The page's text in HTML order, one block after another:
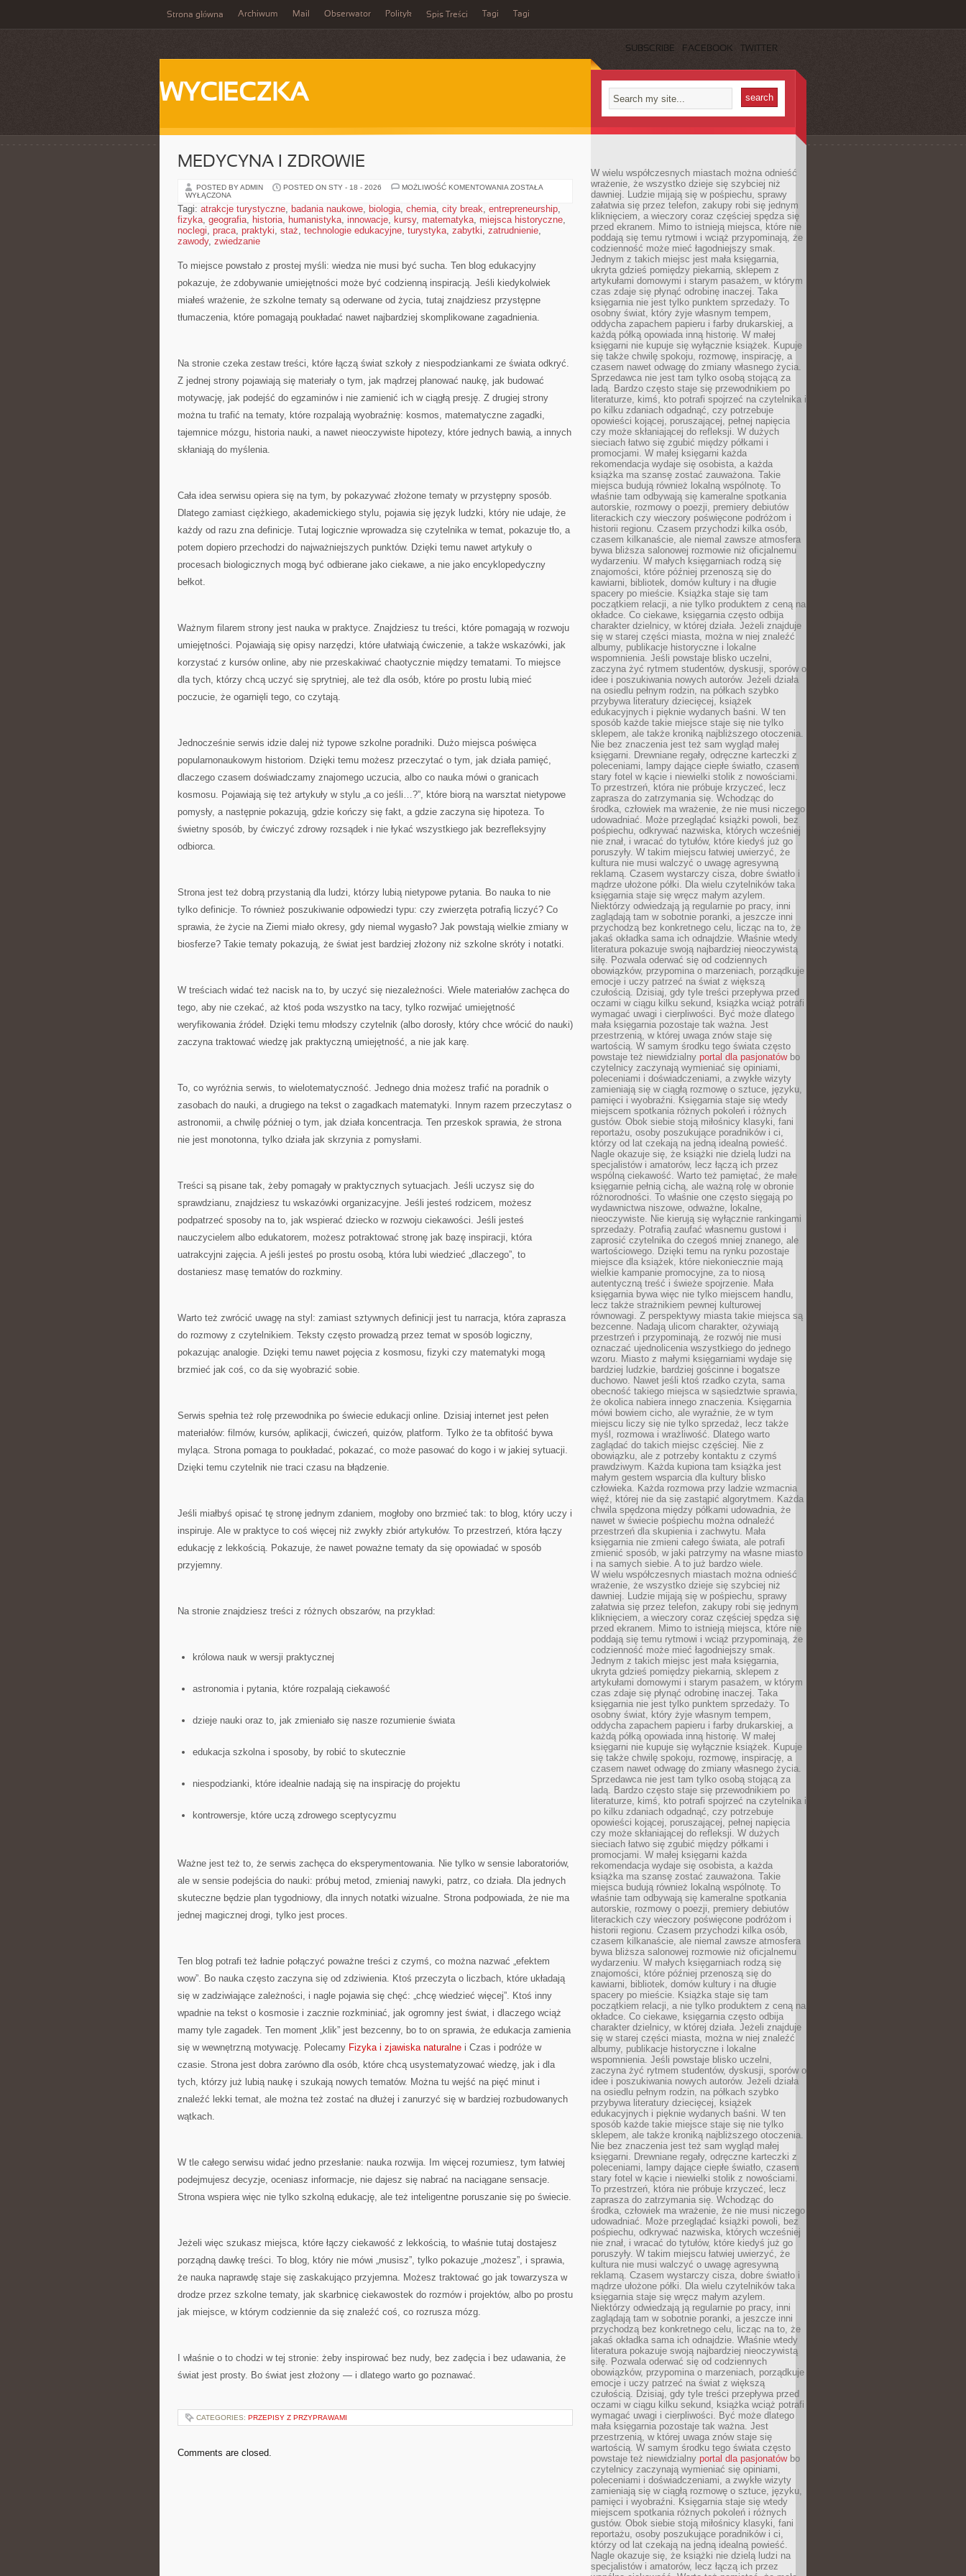
Strona główna Archiwum Mail Obserwator Polityk Spis Treści Tagi Tagi
SUBSCRIBE FACEBOOK TWITTER
WYCIECZKA
MEDYCYNA I ZDROWIE
POSTED BY ADMIN POSTED ON STY - 18 - 2026 MOŻLIWOŚĆ KOMENTOWANIA MEDYCYNA
ZOSTAŁA
WYŁĄCZONA
Tagi: atrakcje turystyczne, badania naukowe, biologia, chemia, city break, entrepreneurship,
fizyka, geografia, historia, humanistyka, innowacje, kursy, matematyka, miejsca historyczne,
noclegi, praca, praktyki, staż, technologie edukacyjne, turystyka, zabytki, zatrudnienie,
zawody, zwiedzanie
To miejsce powstało z prostej myśli: wiedza nie musi być sucha. Ten blog edukacyjny
pokazuje, że zdobywanie umiejętności może być codzienną inspiracją. Jeśli kiedykolwiek
miałeś wrażenie, że szkolne tematy są oderwane od życia, tutaj znajdziesz przystępne
tłumaczenia, które pomagają poukładać nawet najbardziej skomplikowane zagadnienia.
Na stronie czeka zestaw treści, które łączą świat szkoły z niespodziankami ze świata odkryć.
Z jednej strony pojawiają się materiały o tym, jak mądrzej planować naukę, jak budować
motywację, jak podejść do egzaminów i nie zamienić ich w ciągłą presję. Z drugiej strony
można tu trafić na tematy, które rozpalają wyobraźnię: kosmos, matematyczne zagadki,
tajemnice mózgu, historia nauki, a nawet nieoczywiste hipotezy, które jednych bawią, a innych
skłaniają do myślenia.
Cała idea serwisu opiera się na tym, by pokazywać złożone tematy w przystępny sposób.
Dlatego zamiast ciężkiego, akademickiego stylu, pojawia się język ludzki, który nie udaje, że
każdy od razu zna definicje. Tutaj logicznie wprowadza się czytelnika w temat, pokazuje tło, a
potem dopiero przechodzi do najważniejszych punktów. Dzięki temu nawet artykuły o
procesach biologicznych mogą być odbierane jako ciekawe, a nie jako encyklopedyczny
bełkot.
Ważnym filarem strony jest nauka w praktyce. Znajdziesz tu treści, które pomagają w rozwoju
umiejętności. Pojawiają się opisy narzędzi, które ułatwiają ćwiczenie, a także wskazówki, jak
korzystać z kursów online, aby nie przeskakiwać chaotycznie między tematami. To miejsce
dla tych, którzy chcą uczyć się sprytniej, ale też dla osób, które po prostu lubią mieć
poczucie, że ogarnięli tego, co czytają.
Jednocześnie serwis idzie dalej niż typowe szkolne poradniki. Dużo miejsca poświęca
popularnonaukowym historiom. Dzięki temu możesz przeczytać o tym, jak działa pamięć,
dlaczego czasem doświadczamy znajomego uczucia, albo co nauka mówi o granicach
kosmosu. Pojawiają się też artykuły w stylu „a co jeśli…?”, które biorą na warsztat nietypowe
pomysły, a następnie pokazują, gdzie kończy się fakt, a gdzie zaczyna się hipoteza. To
świetny sposób, by ćwiczyć zdrowy rozsądek i nie łykać wszystkiego jak bezrefleksyjny
odbiorca.
Strona jest też dobrą przystanią dla ludzi, którzy lubią nietypowe pytania. Bo nauka to nie
tylko definicje. To również poszukiwanie odpowiedzi typu: czy zwierzęta potrafią liczyć? Co
sprawia, że życie na Ziemi miało okresy, gdy niemal wygasło? Jak powstają wielkie zmiany w
biosferze? Takie tematy pokazują, że świat jest bardziej złożony niż szkolne skróty i notatki.
W treściach widać też nacisk na to, by uczyć się niezależności. Wiele materiałów zachęca do
tego, aby nie czekać, aż ktoś poda wszystko na tacy, tylko rozwijać umiejętność
weryfikowania źródeł. Dzięki temu młodszy czytelnik (albo dorosły, który chce wrócić do nauki)
zaczyna traktować wiedzę jak praktyczną umiejętność, a nie jak karę.
To, co wyróżnia serwis, to wielotematyczność. Jednego dnia możesz trafić na poradnik o
zasobach do nauki, a drugiego na tekst o zagadkach matematyki. Innym razem przeczytasz o
astronomii, a chwilę później o tym, jak działa koncentracja. Ten przeskok sprawia, że strona
nie jest monotonna, tylko działa jak skrzynia z pomysłami.
Treści są pisane tak, żeby pomagały w praktycznych sytuacjach. Jeśli uczysz się do
sprawdzianu, znajdziesz tu wskazówki organizacyjne. Jeśli jesteś rodzicem, możesz
podpatrzeć sposoby na to, jak wspierać dziecko w rozwoju ciekawości. Jeśli jesteś
nauczycielem albo edukatorem, możesz potraktować stronę jak bazę inspiracji, która
uatrakcyjni zajęcia. A jeśli jesteś po prostu osobą, która lubi wiedzieć „dlaczego”, to
dostaniesz masę tematów do rozkminy.
Warto też zwrócić uwagę na styl: zamiast sztywnych definicji jest tu narracja, która zaprasza
do rozmowy z czytelnikiem. Teksty często prowadzą przez temat w sposób logiczny,
pokazując analogie. Dzięki temu nawet pojęcia z kosmosu, fizyki czy matematyki mogą
brzmieć jak coś, co da się wyobrazić sobie.
Serwis spełnia też rolę przewodnika po świecie edukacji online. Dzisiaj internet jest pełen
materiałów: filmów, kursów, aplikacji, ćwiczeń, quizów, platform. Tylko że ta obfitość bywa
myląca. Strona pomaga to poukładać, pokazać, co może pasować do kogo i w jakiej sytuacji.
Dzięki temu czytelnik nie traci czasu na błądzenie.
Jeśli miałbyś opisać tę stronę jednym zdaniem, mogłoby ono brzmieć tak: to blog, który uczy i
inspiruje. Ale w praktyce to coś więcej niż zwykły zbiór artykułów. To przestrzeń, która łączy
edukację z lekkością. Pokazuje, że nawet poważne tematy da się opowiadać w sposób
przyjemny.
Na stronie znajdziesz treści z różnych obszarów, na przykład:
królowa nauk w wersji praktycznej
astronomia i pytania, które rozpalają ciekawość
dzieje nauki oraz to, jak zmieniało się nasze rozumienie świata
edukacja szkolna i sposoby, by robić to skutecznie
niespodzianki, które idealnie nadają się na inspirację do projektu
kontrowersje, które uczą zdrowego sceptycyzmu
Ważne jest też to, że serwis zachęca do eksperymentowania. Nie tylko w sensie laboratoriów,
ale w sensie podejścia do nauki: próbuj metod, zmieniaj nawyki, patrz, co działa. Dla jednych
skuteczne będzie plan tygodniowy, dla innych notatki wizualne. Strona podpowiada, że nie ma
jednej magicznej drogi, tylko jest proces.
Ten blog potrafi też ładnie połączyć poważne treści z czymś, co można nazwać „efektem
wow”. Bo nauka często zaczyna się od zdziwienia. Ktoś przeczyta o liczbach, które układają
się w zadziwiające zależności, i nagle pojawia się chęć: „chcę wiedzieć więcej”. Ktoś inny
wpadnie na tekst o kosmosie i zacznie rozkminiać, jak ogromny jest świat, i dlaczego wciąż
mamy tyle zagadek. Ten moment „klik” jest bezcenny, bo to on sprawia, że edukacja zamienia
się w wewnętrzną motywację. Polecamy Fizyka i zjawiska naturalne i Czas i podróże w
czasie. Strona jest dobra zarówno dla osób, które chcą usystematyzować wiedzę, jak i dla
tych, którzy już lubią naukę i szukają nowych tematów. Można tu wejść na pięć minut i
znaleźć lekki temat, ale można też zostać na dłużej i zanurzyć się w bardziej rozbudowanych
wątkach.
W tle całego serwisu widać jedno przesłanie: nauka rozwija. Im więcej rozumiesz, tym łatwiej
podejmujesz decyzje, oceniasz informacje, nie dajesz się nabrać na naciągane sensacje.
Strona wspiera więc nie tylko szkolną edukację, ale też inteligentne poruszanie się po świecie.
Jeżeli więc szukasz miejsca, które łączy ciekawość z lekkością, to właśnie tutaj dostajesz
porządną dawkę treści. To blog, który nie mówi „musisz”, tylko pokazuje „możesz”, i sprawia,
że nauka naprawdę staje się zaskakująco przyjemna. Możesz traktować go jak towarzysza w
drodze przez szkolne tematy, jak skarbnicę ciekawostek do rozmów i projektów, albo po prostu
jak miejsce, w którym codziennie da się znaleźć coś, co rozrusza mózg.
I właśnie o to chodzi w tej stronie: żeby inspirować bez nudy, bez zadęcia i bez udawania, że
świat jest prosty. Bo świat jest złożony — i dlatego warto go poznawać.
CATEGORIES: PRZEPISY Z PRZYPRAWAMI
Comments are closed.
W wielu współczesnych miastach można odnieść
wrażenie, że wszystko dzieje się szybciej niż
dawniej. Ludzie mijają się w pośpiechu, sprawy
załatwia się przez telefon, zakupy robi się jednym
kliknięciem, a wieczory coraz częściej spędza się
przed ekranem. Mimo to istnieją miejsca, które nie
poddają się temu rytmowi i wciąż przypominają, że
codzienność może mieć łagodniejszy smak.
Jednym z takich miejsc jest mała księgarnia,
ukryta gdzieś pomiędzy piekarnią, sklepem z
artykułami domowymi i starym pasażem, w którym
czas zdaje się płynąć odrobinę inaczej. Taka
księgarnia nie jest tylko punktem sprzedaży. To
osobny świat, który żyje własnym tempem,
oddycha zapachem papieru i farby drukarskiej, a
każdą półką opowiada inną historię. W małej
księgarni nie kupuje się wyłącznie książek. Kupuje
się także chwilę spokoju, rozmowę, inspirację, a
czasem nawet odwagę do zmiany własnego życia.
Sprzedawca nie jest tam tylko osobą stojącą za
ladą. Bardzo często staje się przewodnikiem po
literaturze, kimś, kto potrafi spojrzeć na czytelnika i
po kilku zdaniach odgadnąć, czy potrzebuje
opowieści kojącej, poruszającej, pełnej napięcia
czy może skłaniającej do refleksji. W dużych
sieciach łatwo się zgubić między półkami i
promocjami. W małej księgarni każda
rekomendacja wydaje się osobista, a każda
książka ma szansę zostać zauważona. Takie
miejsca budują również lokalną wspólnotę. To
właśnie tam odbywają się kameralne spotkania
autorskie, rozmowy o poezji, premiery debiutów
literackich czy wieczory poświęcone podróżom i
historii regionu. Czasem przychodzi kilka osób,
czasem kilkanaście, ale niemal zawsze atmosfera
bywa bliższa salonowej rozmowie niż oficjalnemu
wydarzeniu. W małych księgarniach rodzą się
znajomości, które później przenoszą się do
kawiarni, bibliotek, domów kultury i na długie
spacery po mieście. Książka staje się tam
początkiem relacji, a nie tylko produktem z ceną na
okładce. Co ciekawe, księgarnia często odbija
charakter dzielnicy, w której działa. Jeżeli znajduje
się w starej części miasta, można w niej znaleźć
albumy, publikacje historyczne i lokalne
wspomnienia. Jeśli powstaje blisko uczelni,
zaczyna żyć rytmem studentów, dyskusji, sporów o
idee i poszukiwania nowych autorów. Jeżeli działa
na osiedlu pełnym rodzin, na półkach szybko
przybywa literatury dziecięcej, książek
edukacyjnych i pięknie wydanych baśni. W ten
sposób każde takie miejsce staje się nie tylko
sklepem, ale także kroniką najbliższego otoczenia.
Nie bez znaczenia jest też sam wygląd małej
księgarni. Drewniane regały, odręczne karteczki z
poleceniami, lampy dające ciepłe światło, czasem
stary fotel w kącie i niewielki stolik z nowościami.
To przestrzeń, która nie próbuje krzyczeć, lecz
zaprasza do zatrzymania się. Wchodząc do
środka, człowiek ma wrażenie, że nie musi niczego
udowadniać. Może przeglądać książki powoli, bez
pośpiechu, odkrywać nazwiska, których wcześniej
nie znał, i wracać do tytułów, które kiedyś już go
poruszyły. W takim miejscu łatwiej uwierzyć, że
kultura nie musi walczyć o uwagę agresywną
reklamą. Czasem wystarczy cisza, dobre światło i
mądrze ułożone półki. Dla wielu czytelników taka
księgarnia staje się wręcz małym azylem.
Niektórzy odwiedzają ją regularnie po pracy, inni
zaglądają tam w sobotnie poranki, a jeszcze inni
przychodzą bez konkretnego celu, licząc na to, że
jakaś okładka sama ich odnajdzie. Właśnie wtedy
literatura pokazuje swoją najbardziej nieoczywistą
siłę. Pozwala oderwać się od codziennych
obowiązków, przypomina o marzeniach, porządkuje
emocje i uczy patrzeć na świat z większą
czułością. Dzisiaj, gdy tyle treści przepływa przed
oczami w ciągu kilku sekund, książka wciąż potrafi
wymagać uwagi i cierpliwości. Być może dlatego
mała księgarnia pozostaje tak ważna. Jest
przestrzenią, w której uwaga znów staje się
wartością. W samym środku tego świata często
powstaje też niewidzialny portal dla pasjonatówbo
czytelnicy zaczynają wymieniać się opiniami,
poleceniami i doświadczeniami, a zwykłe wizyty
zamieniają się w ciągłą rozmowę o sztuce, języku,
pamięci i wyobraźni. Księgarnia staje się wtedy
miejscem spotkania różnych pokoleń i różnych
gustów. Obok siebie stoją miłośnicy klasyki, fani
reportażu, osoby poszukujące poradników i ci,
którzy od lat czekają na jedną idealną powieść.
Nagle okazuje się, że książki nie dzielą ludzi na
specjalistów i amatorów, lecz łączą ich przez
wspólną ciekawość. Warto też pamiętać, że małe
księgarnie pełnią cichą, ale ważną rolę w obronie
różnorodności. To właśnie one często sięgają po
wydawnictwa niszowe, odważne, lokalne,
nieoczywiste. Nie kierują się wyłącznie rankingami
sprzedaży. Potrafią zaufać własnemu gustowi i
zaprosić czytelnika do czegoś mniej znanego, ale
wartościowego. Dzięki temu na rynku pozostaje
miejsce dla książek, które niekoniecznie mają
wielkie kampanie promocyjne, za to niosą
autentyczną treść i świeże spojrzenie. Mała
księgarnia bywa więc nie tylko miejscem handlu,
lecz także strażnikiem pewnej kulturowej
równowagi. Z perspektywy miasta takie miejsca są
bezcenne. Nadają ulicom charakter, ożywiają
przestrzeń i przypominają, że rozwój nie musi
oznaczać ujednolicenia wszystkiego do jednego
wzoru. Miasto z małymi księgarniami wydaje się
bardziej ludzkie, bardziej gościnne i bogatsze
duchowo. Nawet jeśli ktoś rzadko czyta, sama
obecność takiego miejsca w sąsiedztwie sprawia,
że okolica nabiera innego znaczenia. Księgarnia
mówi bowiem cicho, ale wyraźnie, że w tym
miejscu liczy się nie tylko sprzedaż, lecz także
myśl, rozmowa i wrażliwość. Dlatego warto
zaglądać do takich miejsc częściej. Nie z
obowiązku, ale z potrzeby kontaktu z czymś
prawdziwym. Każda kupiona tam książka jest
małym gestem wsparcia dla kultury blisko
człowieka. Każda rozmowa przy ladzie wzmacnia
więź, której nie da się zastąpić algorytmem. Każda
chwila spędzona między półkami udowadnia, że
nawet w świecie pośpiechu można odnaleźć
przestrzeń dla skupienia i zachwytu. Mała
księgarnia nie zmieni całego świata, ale potrafi
zmienić sposób, w jaki patrzymy na własne miasto
i na samych siebie. A to już bardzo wiele.
W wielu współczesnych miastach można odnieść
wrażenie, że wszystko dzieje się szybciej niż
dawniej. Ludzie mijają się w pośpiechu, sprawy
załatwia się przez telefon, zakupy robi się jednym
kliknięciem, a wieczory coraz częściej spędza się
przed ekranem. Mimo to istnieją miejsca, które nie
poddają się temu rytmowi i wciąż przypominają, że
codzienność może mieć łagodniejszy smak.
Jednym z takich miejsc jest mała księgarnia,
ukryta gdzieś pomiędzy piekarnią, sklepem z
artykułami domowymi i starym pasażem, w którym
czas zdaje się płynąć odrobinę inaczej. Taka
księgarnia nie jest tylko punktem sprzedaży. To
osobny świat, który żyje własnym tempem,
oddycha zapachem papieru i farby drukarskiej, a
każdą półką opowiada inną historię. W małej
księgarni nie kupuje się wyłącznie książek. Kupuje
się także chwilę spokoju, rozmowę, inspirację, a
czasem nawet odwagę do zmiany własnego życia.
Sprzedawca nie jest tam tylko osobą stojącą za
ladą. Bardzo często staje się przewodnikiem po
literaturze, kimś, kto potrafi spojrzeć na czytelnika i
po kilku zdaniach odgadnąć, czy potrzebuje
opowieści kojącej, poruszającej, pełnej napięcia
czy może skłaniającej do refleksji. W dużych
sieciach łatwo się zgubić między półkami i
promocjami. W małej księgarni każda
rekomendacja wydaje się osobista, a każda
książka ma szansę zostać zauważona. Takie
miejsca budują również lokalną wspólnotę. To
właśnie tam odbywają się kameralne spotkania
autorskie, rozmowy o poezji, premiery debiutów
literackich czy wieczory poświęcone podróżom i
historii regionu. Czasem przychodzi kilka osób,
czasem kilkanaście, ale niemal zawsze atmosfera
bywa bliższa salonowej rozmowie niż oficjalnemu
wydarzeniu. W małych księgarniach rodzą się
znajomości, które później przenoszą się do
kawiarni, bibliotek, domów kultury i na długie
spacery po mieście. Książka staje się tam
początkiem relacji, a nie tylko produktem z ceną na
okładce. Co ciekawe, księgarnia często odbija
charakter dzielnicy, w której działa. Jeżeli znajduje
się w starej części miasta, można w niej znaleźć
albumy, publikacje historyczne i lokalne
wspomnienia. Jeśli powstaje blisko uczelni,
zaczyna żyć rytmem studentów, dyskusji, sporów o
idee i poszukiwania nowych autorów. Jeżeli działa
na osiedlu pełnym rodzin, na półkach szybko
przybywa literatury dziecięcej, książek
edukacyjnych i pięknie wydanych baśni. W ten
sposób każde takie miejsce staje się nie tylko
sklepem, ale także kroniką najbliższego otoczenia.
Nie bez znaczenia jest też sam wygląd małej
księgarni. Drewniane regały, odręczne karteczki z
poleceniami, lampy dające ciepłe światło, czasem
stary fotel w kącie i niewielki stolik z nowościami.
To przestrzeń, która nie próbuje krzyczeć, lecz
zaprasza do zatrzymania się. Wchodząc do
środka, człowiek ma wrażenie, że nie musi niczego
udowadniać. Może przeglądać książki powoli, bez
pośpiechu, odkrywać nazwiska, których wcześniej
nie znał, i wracać do tytułów, które kiedyś już go
poruszyły. W takim miejscu łatwiej uwierzyć, że
kultura nie musi walczyć o uwagę agresywną
reklamą. Czasem wystarczy cisza, dobre światło i
mądrze ułożone półki. Dla wielu czytelników taka
księgarnia staje się wręcz małym azylem.
Niektórzy odwiedzają ją regularnie po pracy, inni
zaglądają tam w sobotnie poranki, a jeszcze inni
przychodzą bez konkretnego celu, licząc na to, że
jakaś okładka sama ich odnajdzie. Właśnie wtedy
literatura pokazuje swoją najbardziej nieoczywistą
siłę. Pozwala oderwać się od codziennych
obowiązków, przypomina o marzeniach, porządkuje
emocje i uczy patrzeć na świat z większą
czułością. Dzisiaj, gdy tyle treści przepływa przed
oczami w ciągu kilku sekund, książka wciąż potrafi
wymagać uwagi i cierpliwości. Być może dlatego
mała księgarnia pozostaje tak ważna. Jest
przestrzenią, w której uwaga znów staje się
wartością. W samym środku tego świata często
powstaje też niewidzialny portal dla pasjonatówbo
czytelnicy zaczynają wymieniać się opiniami,
poleceniami i doświadczeniami, a zwykłe wizyty
zamieniają się w ciągłą rozmowę o sztuce, języku,
pamięci i wyobraźni. Księgarnia staje się wtedy
miejscem spotkania różnych pokoleń i różnych
gustów. Obok siebie stoją miłośnicy klasyki, fani
reportażu, osoby poszukujące poradników i ci,
którzy od lat czekają na jedną idealną powieść.
Nagle okazuje się, że książki nie dzielą ludzi na
specjalistów i amatorów, lecz łączą ich przez